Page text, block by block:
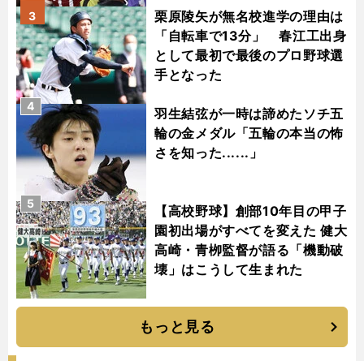
栗原陵矢が無名校進学の理由は
「自転車で13分」 春江工出身
として最初で最後のプロ野球選
手となった
3
羽生結弦が一時は諦めたソチ五
輪の金メダル「五輪の本当の怖
さを知った......」
4
【高校野球】創部10年目の甲子
園初出場がすべてを変えた 健大
高崎・青栁監督が語る「機動破
壊」はこうして生まれた
5
もっと見る